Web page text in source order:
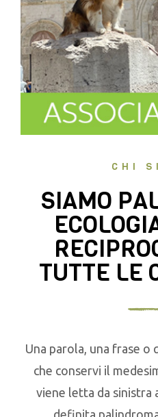
CHI
SIAMO
TUTTE LE
Una parola, una frase o
che conservi il
viene letta da sinistra